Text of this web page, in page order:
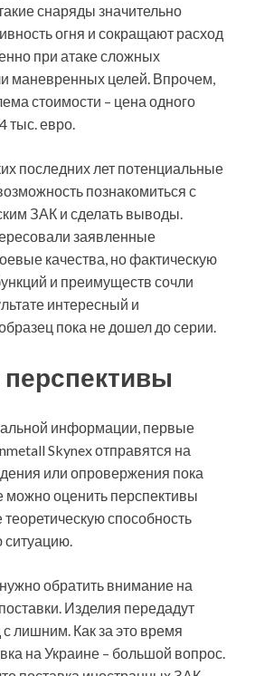
снаряды значительно
огня и сокращают расход
при атаке сложных
маневренных целей. Впрочем,
стоимости – цена одного
тыс. евро.
последних лет потенциальные
познакомиться с
ЗАК и сделать выводы.
заявленные
качества, но фактическую
и преимуществ сочли
интересный и
пока не дошел до серии.
информации, первые
Skynex отправятся на
или опровержения пока
можно оценить перспективы
теоретическую способность
ситуацию.
обратить внимание на
Изделия передадут
с лишним. Как за это время
на Украине – большой вопрос.